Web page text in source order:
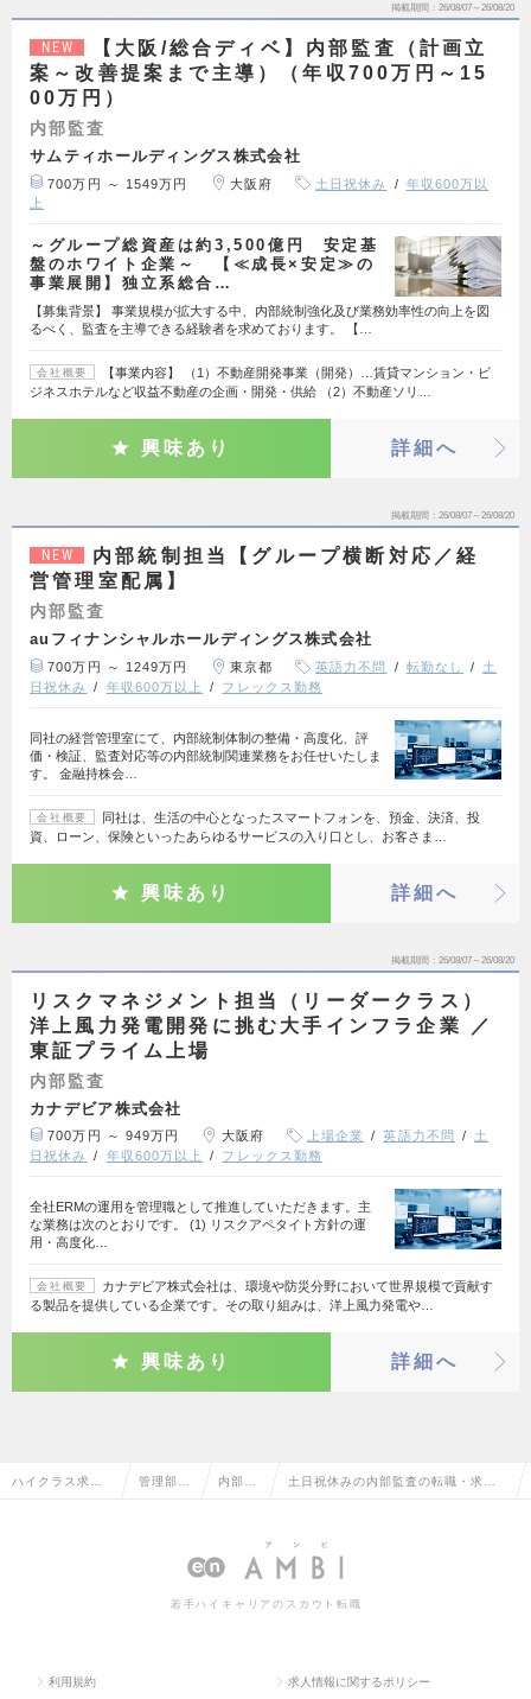
掲載期間 26/08/07～26/08/20
NEW
【大阪/総合ディベ】内部監査（計画立
案～改善提案まで主導）（年収700万円～15
00万円）
内部監査
サムティホールディングス株式会社
700万円 ～ 1549万円 大阪府 土日祝休み
年収600万以
上
～グループ総資産は約3,500億円 安定基
盤のホワイト企業～ 【≪成長×安定≫の
事業展開】独立系総合…
【募集背景】 事業規模が拡大する中、内部統制強化及び業務効率性の向上を図
るべく、監査を主導できる経験者を求めております。 【…
会社概要
【事業内容】 （1）不動産開発事業（開発）…賃貸マンション・ビ
ジネスホテルなど収益不動産の企画・開発・供給 （2）不動産ソリ…
興味あり 詳細へ
掲載期間 26/08/07～26/08/20
NEW
内部統制担当【グループ横断対応／経
営管理室配属】
内部監査
auフィナンシャルホールディングス株式会社
700万円 ～ 1249万円 東京都 英語力不問 転勤なし
土
日祝休み
年収600万以上 フレックス勤務
同社の経営管理室にて、内部統制体制の整備・高度化、評
価・検証、監査対応等の内部統制関連業務をお任せいたしま
す。 金融持株会…
会社概要
同社は、生活の中心となったスマートフォンを、預金、決済、投
資、ローン、保険といったあらゆるサービスの入り口とし、お客さま…
興味あり 詳細へ
掲載期間 26/08/07～26/08/20
リスクマネジメント担当（リーダークラス）
洋上風力発電開発に挑む大手インフラ企業 ／
東証プライム上場
内部監査
カナデビア株式会社
700万円 ～ 949万円 大阪府 上場企業 英語力不問
土
日祝休み
年収600万以上 フレックス勤務
全社ERMの運用を管理職として推進していただきます。主
な業務は次のとおりです。 (1) リスクアペタイト方針の運
用・高度化…
会社概要
カナデビア株式会社は、環境や防災分野において世界規模で貢献す
る製品を提供している企業です。その取り組みは、洋上風力発電や…
興味あり 詳細へ
ハイクラス求人T 管理部門 内部監 土日祝休みの内部監査の転職・求人
若手ハイキャリアのスカウト転職
利用規約 求人情報に関するポリシー